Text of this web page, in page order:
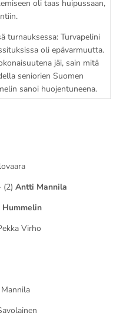
oli taas huipussaan,
turnauksessa: Turvapelini
oli epävarmuutta.
jäi, sain mitä
seniorien Suomen
sanoi huojentuneena.
(2) Antti Mannila
Hummelin
Virho